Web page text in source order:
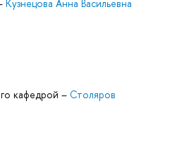
Кузнецова Анна Васильевна
кафедрой – Столяров